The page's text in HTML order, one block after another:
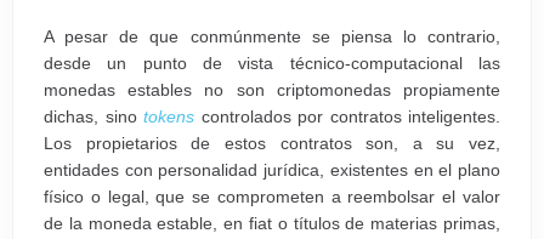
A pesar de que conmúnmente se piensa lo contrario,
desde un punto de vista técnico-computacional las
monedas estables no son criptomonedas propiamente
dichas, sino tokens controlados por contratos inteligentes.
Los propietarios de estos contratos son, a su vez,
entidades con personalidad jurídica, existentes en el plano
físico o legal, que se comprometen a reembolsar el valor
de la moneda estable, en fiat o títulos de materias primas,